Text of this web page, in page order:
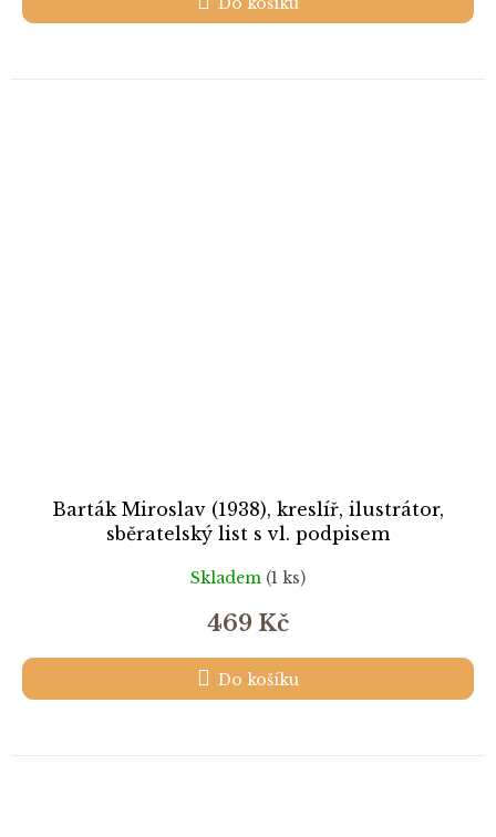
Barták Miroslav (1938), kreslíř, ilustrátor,
sběratelský list s vl. podpisem
Skladem (1 ks)
469 Kč
Do košíku